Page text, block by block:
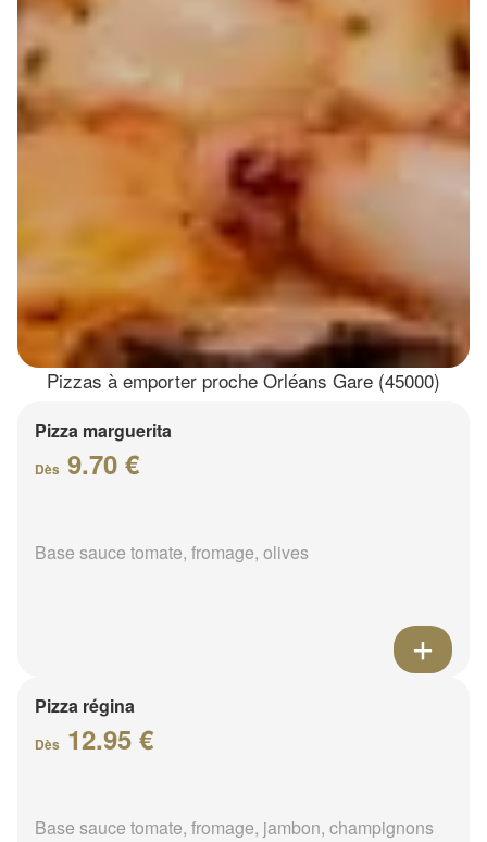
Pizzas à emporter proche Orléans Gare (45000)
Pizza marguerita
Dès 9.70 €
Base sauce tomate, fromage, olives
Pizza régina
Dès 12.95 €
Base sauce tomate, fromage, jambon, champignons